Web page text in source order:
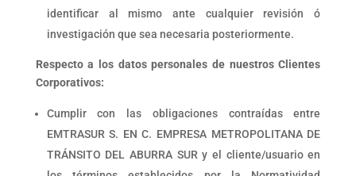
identificar al mismo ante cualquier revisión ó
investigación que sea necesaria posteriormente.
Respecto a los datos personales de nuestros Clientes
Corporativos:
Cumplir con las obligaciones contraídas entre
EMTRASUR S. EN C. EMPRESA METROPOLITANA DE
TRÁNSITO DEL ABURRA SUR y el cliente/usuario en